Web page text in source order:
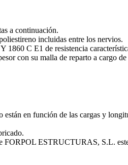
a continuación.
incluidas entre los nervios.
C E1 de resistencia
con su malla de reparto a cargo
en función de las cargas y
FORPOL ESTRUCTURAS, S.L.